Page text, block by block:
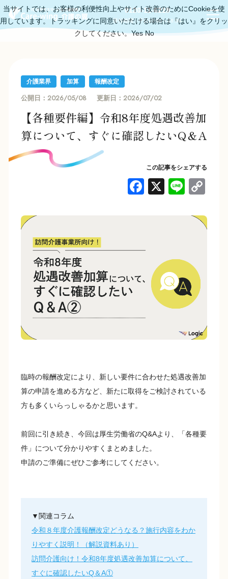
0120-11-6219
受付時間：平日10:00～18:00
介護業界 加算 報酬改定
公開日： 2026/05/08 更新日： 2026/07/02
【各種要件編】令和8年度処遇改善加
算について、すぐに確認したいQ＆A
この記事をシェアする
F
o
o
k
X Li
e
臨時の報酬改定により、新しい要件に合わせた処遇改善加
算の申請を進める方など、新たに取得をご検討されている
方も多くいらっしゃるかと思います。
前回に引き続き、今回は厚生労働省のQ&Aより、「各種要
件」について分かりやすくまとめました。
申請のご準備にぜひご参考にしてください。
▼関連コラム
令和８年度介護報酬改定どうなる？施行内容をわか
りやすく説明！（解説資料あり）
訪問介護向け！令和8年度処遇改善加算について、
すぐに確認したいQ＆A①
当サイトでは、お客様の利便性向上やサイト改善のためにCookieを使
用しています。トラッキングに同意いただける場合は『はい』をクリッ
クしてください。Yes No